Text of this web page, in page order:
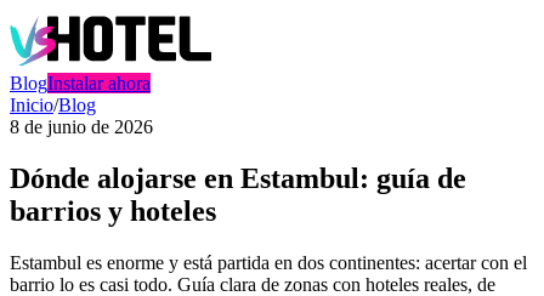
BlogInstalar ahora
Inicio/Blog
8 de junio de 2026
Dónde alojarse en Estambul: guía de
barrios y hoteles
Estambul es enorme y está partida en dos continentes: acertar con el
barrio lo es casi todo. Guía clara de zonas con hoteles reales, de